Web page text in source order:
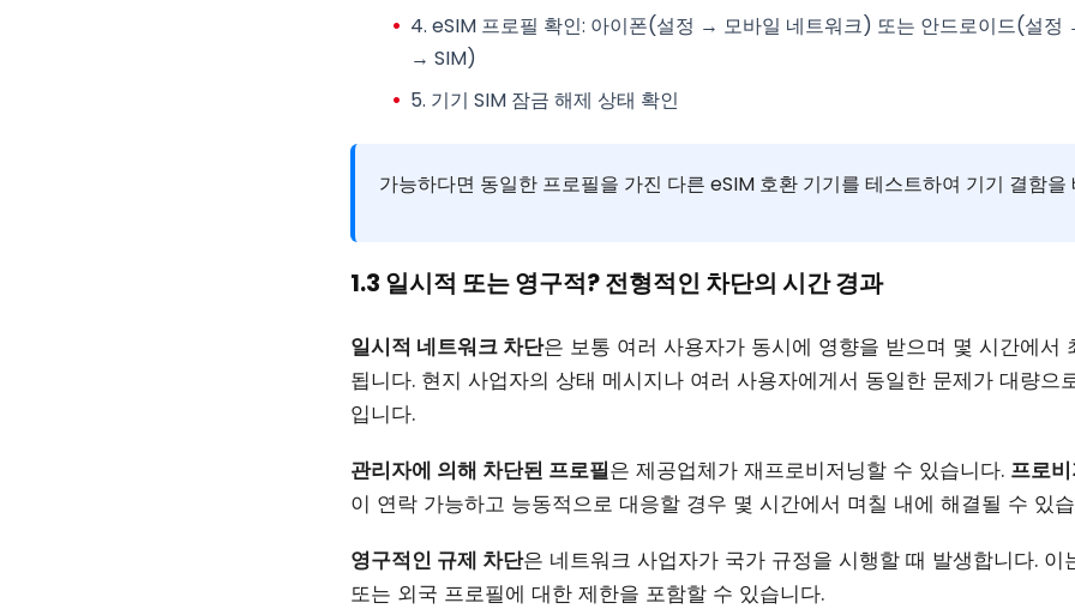
4. eSIM 프로필 확인: 아이폰(설정 → 모바일 네트워크) 또는 안드로이드(설정
→ SIM)
5. 기기 SIM 잠금 해제 상태 확인
가능하다면 동일한 프로필을 가진 다른 eSIM 호환 기기를 테스트하여 기기 결함을
1.3 일시적 또는 영구적? 전형적인 차단의 시간 경과
일시적 네트워크 차단은 보통 여러 사용자가 동시에 영향을 받으며 몇 시간에서
됩니다. 현지 사업자의 상태 메시지나 여러 사용자에게서 동일한 문제가 대량으
입니다.
관리자에 의해 차단된 프로필은 제공업체가 재프로비저닝할 수 있습니다. 프로
이 연락 가능하고 능동적으로 대응할 경우 몇 시간에서 며칠 내에 해결될 수 있
영구적인 규제 차단은 네트워크 사업자가 국가 규정을 시행할 때 발생합니다. 이
또는 외국 프로필에 대한 제한을 포함할 수 있습니다.